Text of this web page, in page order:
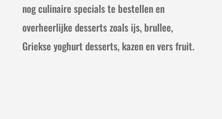
nog culinaire specials te bestellen en
overheerlijke desserts zoals ijs, brullee,
Griekse yoghurt desserts, kazen en vers fruit.